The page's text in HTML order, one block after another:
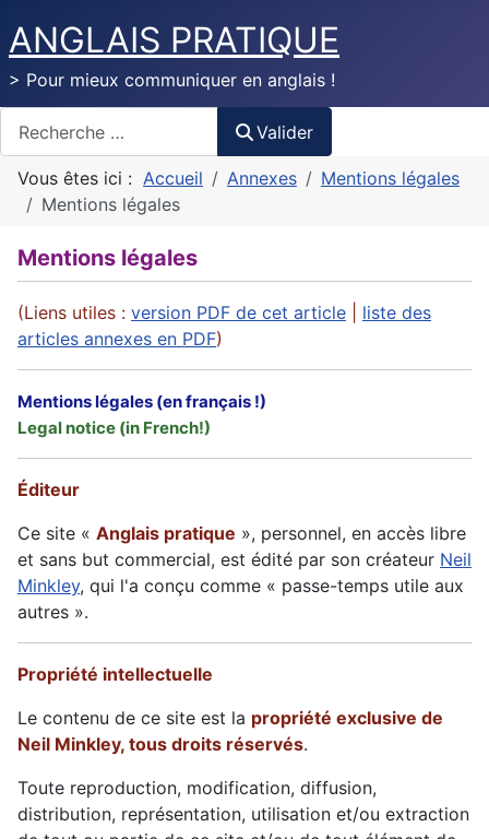
ANGLAIS PRATIQUE
> Pour mieux communiquer en anglais !
Valider
Vous êtes ici : Accueil Annexes
Mentions légales
Mentions légales
Mentions légales
(Liens utiles : version PDF de cet article
liste des
articles annexes en PDF)
Mentions légales (en français !)
Legal notice (in French!)
Éditeur
Ce site « Anglais pratique », personnel, en accès libre
et sans but commercial, est édité par son créateur Neil
Minkley, qui l'a conçu comme « passe-temps utile aux
autres ».
Propriété intellectuelle
Le contenu de ce site est la propriété exclusive de
Neil Minkley, tous droits réservés.
Toute reproduction, modification, diffusion,
distribution, représentation, utilisation et/ou extraction